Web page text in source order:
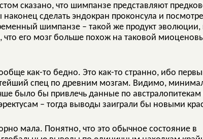
сказано, что шимпанзе представляют
сделать эндокран проконсула и
шимпанзе – такой же продукт эволюции,
что его мозг больше похож на таковой
как-то бедно. Это как-то странно, ибо
спец по древним мозгам. Видимо,
было бы привлечь данные по
– тогда выводы заиграли бы новыми
мала. Понятно, что это обычное состояние в